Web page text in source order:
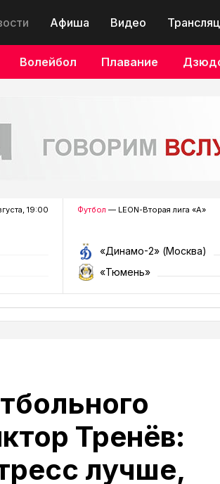
Афиша Видео
Волейбол Плавание
19:00 Футбол — LEON-Вторая лига «А»
«Динамо-2» (Москва)
«Тюмень»
Тренёв:
лучше,